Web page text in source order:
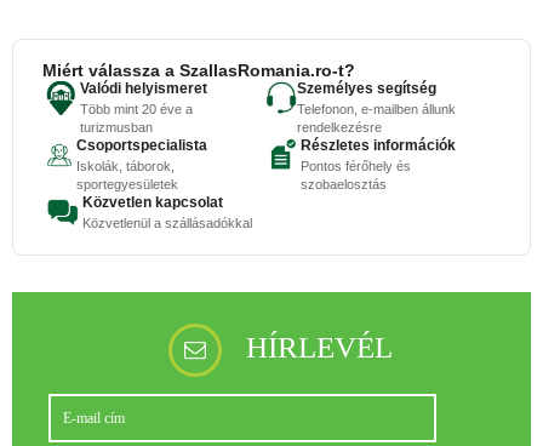
Miért válassza a SzallasRomania.ro-t?
Valódi helyismeret
Több mint 20 éve a
turizmusban
Személyes segítség
Telefonon, e-mailben állunk
rendelkezésre
Csoportspecialista
Iskolák, táborok,
sportegyesületek
Részletes információk
Pontos férőhely és
szobaelosztás
Közvetlen kapcsolat
Közvetlenül a szállásadókkal
HÍRLEVÉL